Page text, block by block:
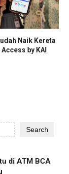
Naik Kereta
by KAI
Search
di ATM BCA